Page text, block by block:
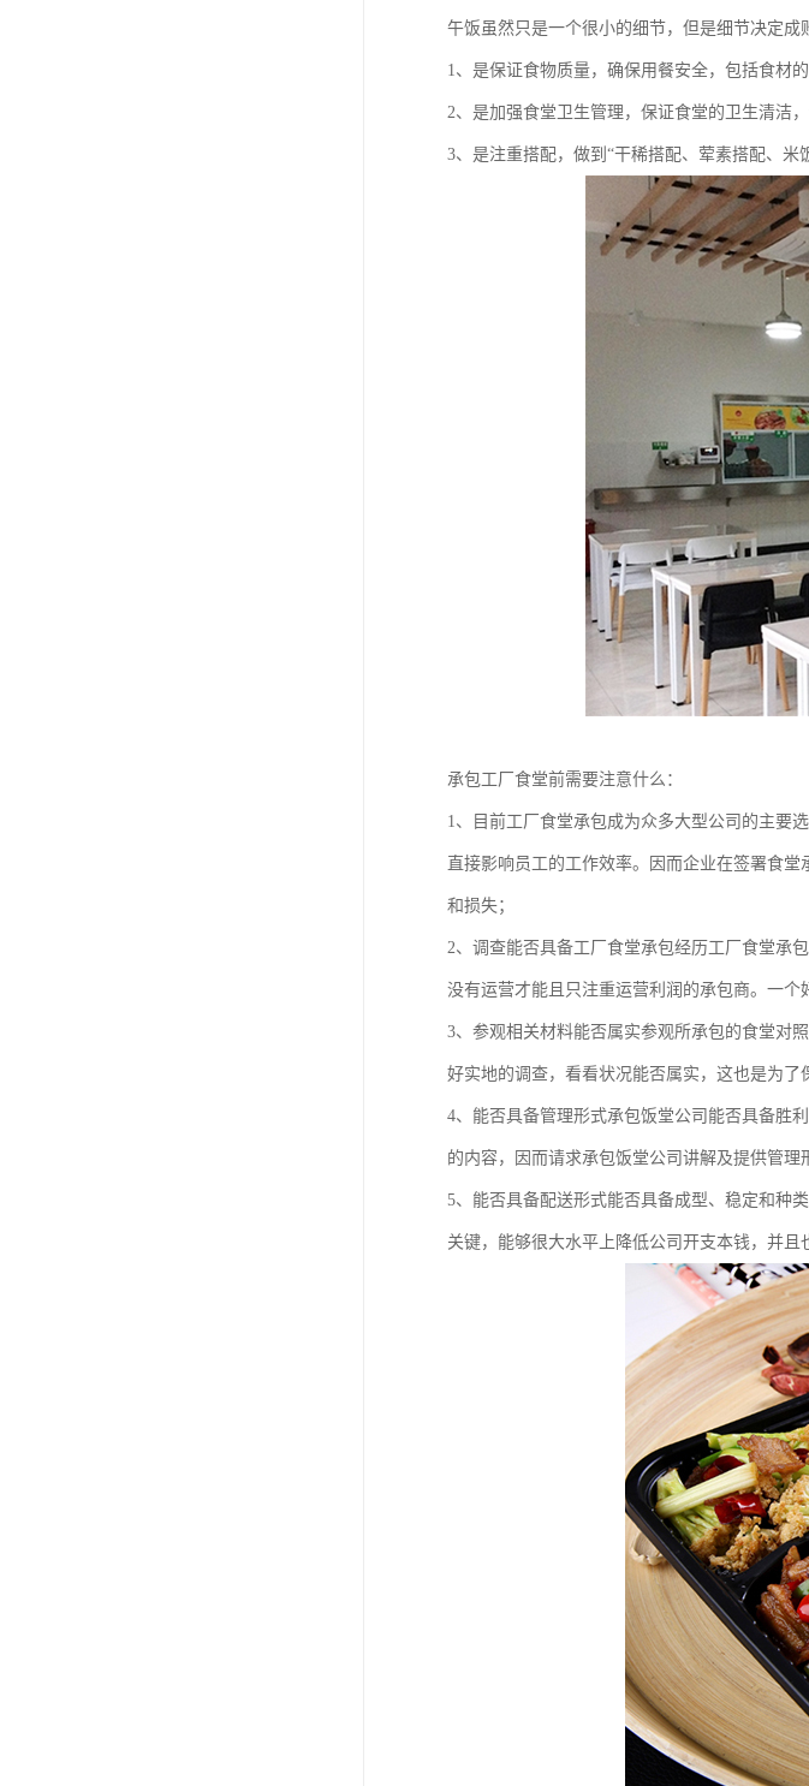
午饭虽然只是一个很小的细节，但是细节决定成
1、是保证食物质量，确保用餐安全，包括食材
2、是加强食堂卫生管理，保证食堂的卫生清洁
3、是注重搭配，做到“干稀搭配、荤素搭配、米
承包工厂食堂前需要注意什么：
1、目前工厂食堂承包成为众多大型公司的主要
直接影响员工的工作效率。因而企业在签署食
和损失；
2、调查能否具备工厂食堂承包经历工厂食堂承
没有运营才能且只注重运营利润的承包商。一个
3、参观相关材料能否属实参观所承包的食堂对
好实地的调查，看看状况能否属实，这也是为了
4、能否具备管理形式承包饭堂公司能否具备胜
的内容，因而请求承包饭堂公司讲解及提供管理
5、能否具备配送形式能否具备成型、稳定和种
关键，能够很大水平上降低公司开支本钱，并且